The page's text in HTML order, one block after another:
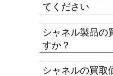
てください
シャネル製品の
すか？
シャネルの買取